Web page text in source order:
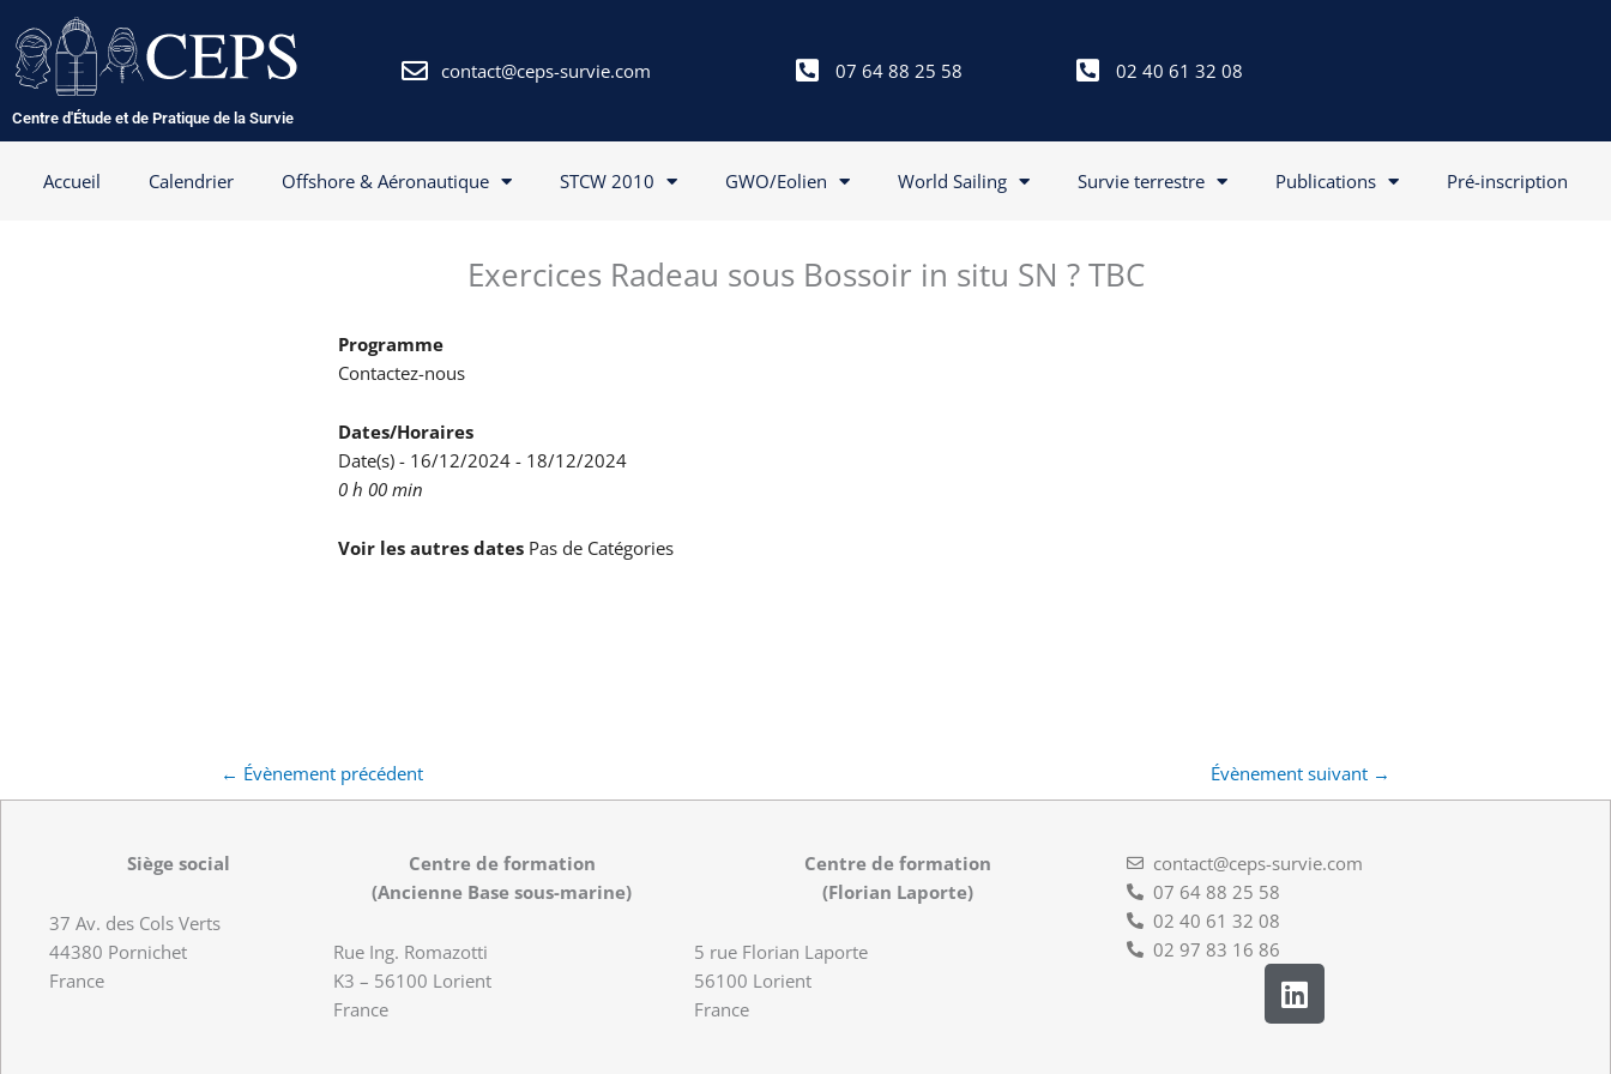
au
contenu
Centre d'Étude et de Pratique de la Survie
contact@ceps-survie.com 07 64 88 25 58 02 40 61 32 08
Accueil Calendrier Offshore & Aéronautique STCW 2010 GWO/Eolien World Sailing Survie terrestre Publications Pré-inscription
Exercices Radeau sous Bossoir in situ SN ? TBC
Programme
Contactez-nous
Dates/Horaires
Date(s) - 16/12/2024 - 18/12/2024
0 h 00 min
Voir les autres dates Pas de Catégories
← Évènement précédent Évènement suivant →
Siège social
37 Av. des Cols Verts
44380 Pornichet
France
Centre de formation
(Ancienne Base sous-marine)
Rue Ing. Romazotti
K3 – 56100 Lorient
France
Centre de formation
(Florian Laporte)
5 rue Florian Laporte
56100 Lorient
France
contact@ceps-survie.com
07 64 88 25 58
02 40 61 32 08
02 97 83 16 86
L
i
n